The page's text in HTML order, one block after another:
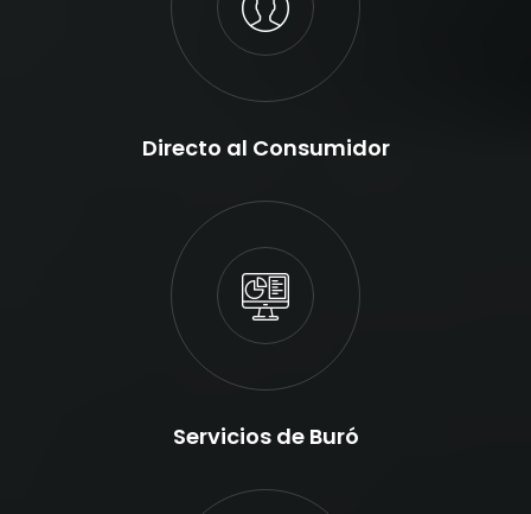
Directo al Consumidor
Servicios de Buró